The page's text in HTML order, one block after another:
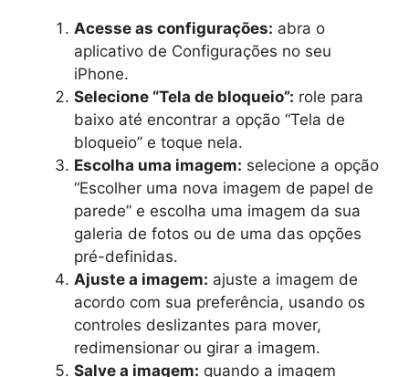
Acesse as configurações: abra o
aplicativo de Configurações no seu
iPhone.
Selecione “Tela de bloqueio”: role para
baixo até encontrar a opção “Tela de
bloqueio” e toque nela.
Escolha uma imagem: selecione a opção
“Escolher uma nova imagem de papel de
parede” e escolha uma imagem da sua
galeria de fotos ou de uma das opções
pré-definidas.
Ajuste a imagem: ajuste a imagem de
acordo com sua preferência, usando os
controles deslizantes para mover,
redimensionar ou girar a imagem.
Salve a imagem: quando a imagem